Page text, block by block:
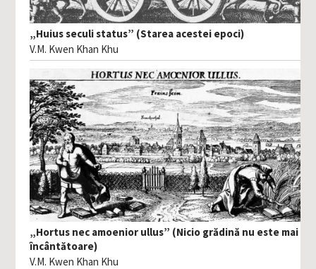
„Huius seculi status” (Starea acestei epoci)
V.M. Kwen Khan Khu
„Hortus nec amoenior ullus” (Nicio grădină nu este mai
încântătoare)
V.M. Kwen Khan Khu